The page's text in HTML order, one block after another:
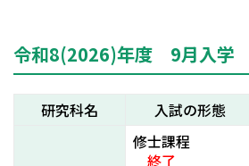
令和8(2026)年度 9月入学
研究科名 入試の形態
修士課程
終了